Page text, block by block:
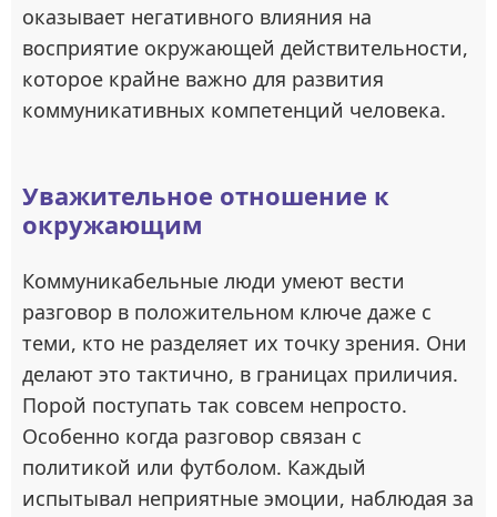
оказывает негативного влияния на
восприятие окружающей действительности,
которое крайне важно для развития
коммуникативных компетенций человека.
Уважительное отношение к
окружающим
Коммуникабельные люди умеют вести
разговор в положительном ключе даже с
теми, кто не разделяет их точку зрения. Они
делают это тактично, в границах приличия.
Порой поступать так совсем непросто.
Особенно когда разговор связан с
политикой или футболом. Каждый
испытывал неприятные эмоции, наблюдая за